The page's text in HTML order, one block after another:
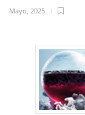
Mayo, 2025